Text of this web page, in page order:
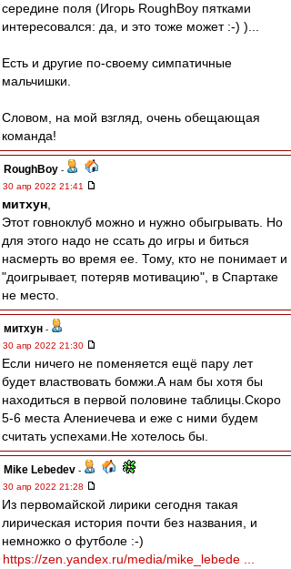
середине поля (Игорь RoughBoy пятками
интересовался: да, и это тоже может :-) )...
Есть и другие по-своему симпатичные
мальчишки.
Словом, на мой взгляд, очень обещающая
команда!
RoughBoy -
30 апр 2022 21:41
митхун
Этот говноклуб можно и нужно обыгрывать. Но
для этого надо не ссать до игры и биться
насмерть во время ее. Тому, кто не понимает и
"доигрывает, потеряв мотивацию", в Спартаке
не место.
митхун -
30 апр 2022 21:30
Если ничего не поменяется ещё пару лет
будет властвовать бомжи.А нам бы хотя бы
находиться в первой половине таблицы.Скоро
5-6 места Алениечева и еже с ними будем
считать успехами.Не хотелось бы.
Mike Lebedev -
30 апр 2022 21:28
Из первомайской лирики сегодня такая
лирическая история почти без названия, и
немножко о футболе :-)
https://zen.yandex.ru/media/mike_lebede ...